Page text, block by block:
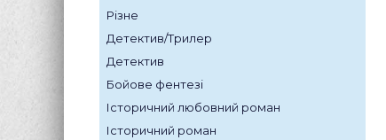
Різне
Детектив/Трилер
Детектив
Бойове фентезі
Історичний любовний роман
Історичний роман